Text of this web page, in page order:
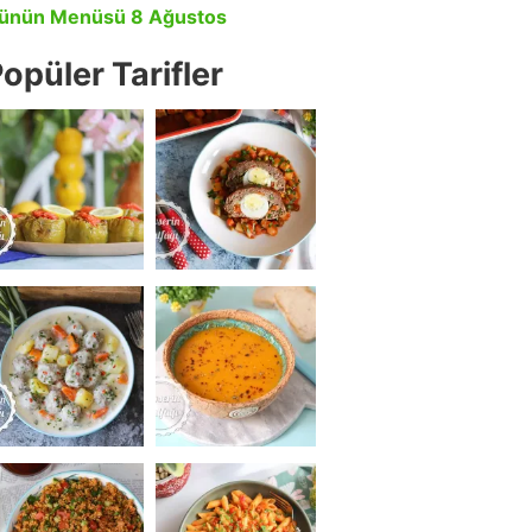
Menüsü 8 Ağustos
Tarifler